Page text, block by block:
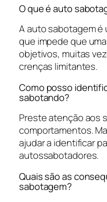
O que é auto
A auto sabotagem
que impede que
objetivos, muitas
crenças limitantes.
Como posso
sabotando?
Preste atenção aos
comportamentos.
ajudar a identificar
autossabotadores.
Quais são as
sabotagem?